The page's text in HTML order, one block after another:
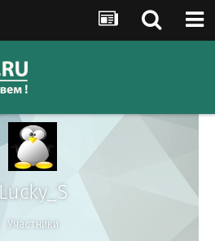
Lucky_S
Участники